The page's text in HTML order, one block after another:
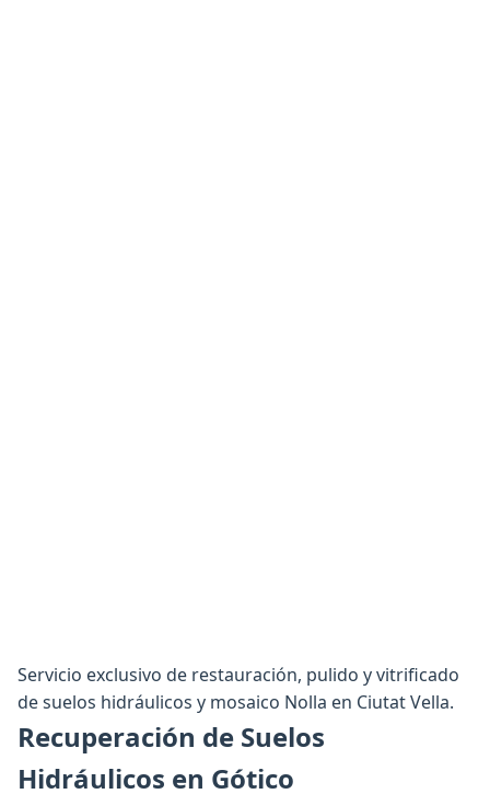
Servicio exclusivo de restauración, pulido y vitrificado
de suelos hidráulicos y mosaico Nolla en Ciutat Vella.
Recuperación de Suelos
Hidráulicos en Gótico